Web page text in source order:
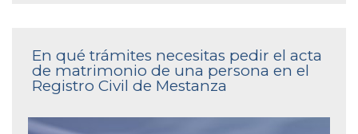
En qué trámites necesitas pedir el acta
de matrimonio de una persona en el
Registro Civil de Mestanza